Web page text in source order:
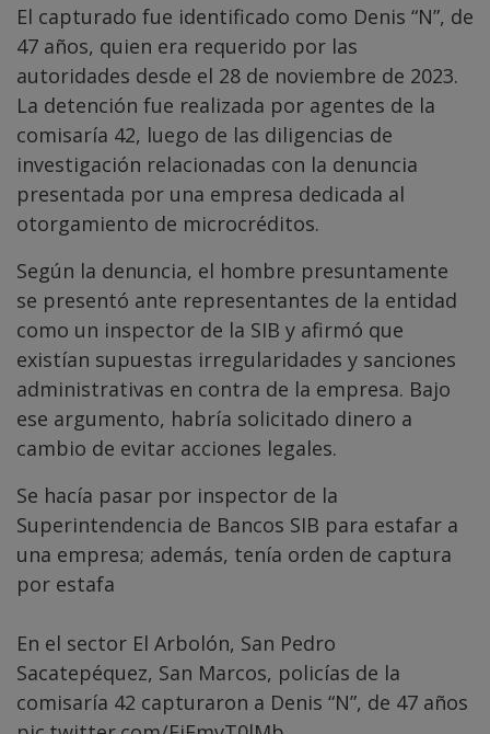
El capturado fue identificado como Denis “N”, de
47 años, quien era requerido por las
autoridades desde el 28 de noviembre de 2023.
La detención fue realizada por agentes de la
comisaría 42, luego de las diligencias de
investigación relacionadas con la denuncia
presentada por una empresa dedicada al
otorgamiento de microcréditos.
Según la denuncia, el hombre presuntamente
se presentó ante representantes de la entidad
como un inspector de la SIB y afirmó que
existían supuestas irregularidades y sanciones
administrativas en contra de la empresa. Bajo
ese argumento, habría solicitado dinero a
cambio de evitar acciones legales.
Se hacía pasar por inspector de la
Superintendencia de Bancos SIB para estafar a
una empresa; además, tenía orden de captura
por estafa
En el sector El Arbolón, San Pedro
Sacatepéquez, San Marcos, policías de la
comisaría 42 capturaron a Denis “N”, de 47 años